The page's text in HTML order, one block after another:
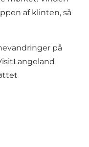
af klinten, så
på